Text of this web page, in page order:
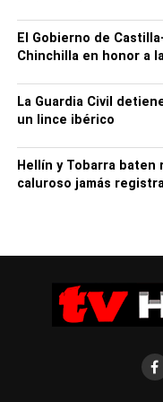
más emblemáticos de
Tobarra y su gente
precisamente por lo
Así, ha explicado
El Gobierno de
Chinchilla en honor a
La Guardia Civil
un lince ibérico
Hellín y Tobarra
caluroso jamás